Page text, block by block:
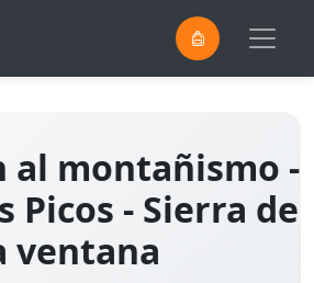
al montañismo -
Picos - Sierra de
ventana